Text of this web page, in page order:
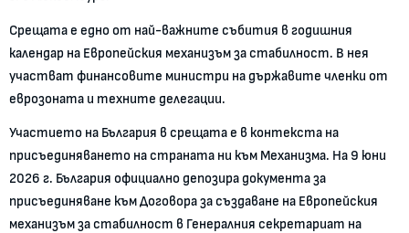
Срещата е едно от най-важните събития в годишния
календар на Европейския механизъм за стабилност. В нея
участват финансовите министри на държавите членки от
еврозоната и техните делегации.
Участието на България в срещата е в контекста на
присъединяването на страната ни към Механизма. На 9 юни
2026 г. България официално депозира документа за
присъединяване към Договора за създаване на Европейския
механизъм за стабилност в Генералния секретариат на